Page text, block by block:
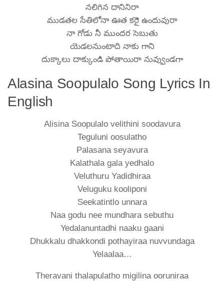
నలిగిన దానినిరా
ముడతల సేతిలోనా ఊత కరెై ఉందువురా
నా గోడు నీ ముందర సెబుతు
యెడలనుంటాది నాకు గాని
దుక్కాలు దాక్కుండి పోతాయిరా నువ్వుండగా
Alasina Soopulalo Song Lyrics In
English
Alisina Soopulalo velithini soodavura
Teguluni oosulatho
Palasana seyavura
Kalathala gala yedhalo
Veluthuru Yadidhiraa
Veluguku kooliponi
Seekatintlo unnara
Naa godu nee mundhara sebuthu
Yedalanuntadhi naaku gaani
Dhukkalu dhakkondi pothayiraa nuvvundaga
Yelaalaa…
Theravani thalapulatho migilina ooruniraa